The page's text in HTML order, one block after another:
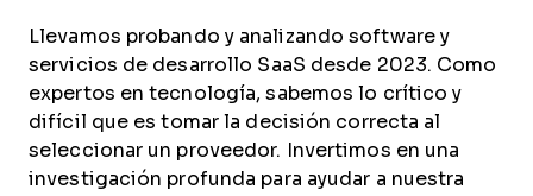
Llevamos probando y analizando software y
servicios de desarrollo SaaS desde 2023. Como
expertos en tecnología, sabemos lo crítico y
difícil que es tomar la decisión correcta al
seleccionar un proveedor. Invertimos en una
investigación profunda para ayudar a nuestra